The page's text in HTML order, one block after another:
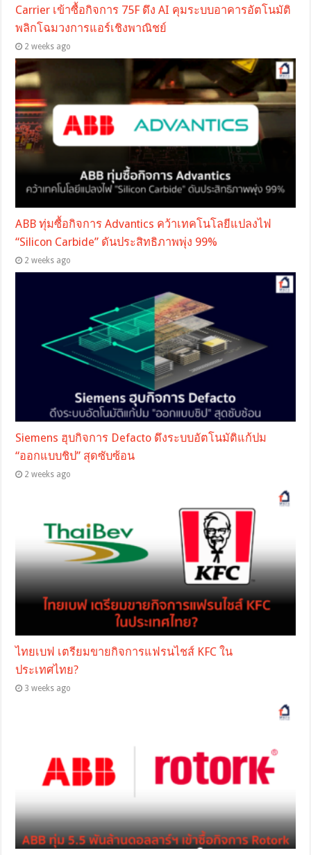
Carrier เข้าซื้อกิจการ 75F ดึง AI คุมระบบอาคารอัตโนมัติ
พลิกโฉมวงการแอร์เชิงพาณิชย์
2 weeks ago
ABB ทุ่มซื้อกิจการ Advantics คว้าเทคโนโลยีแปลงไฟ
“Silicon Carbide” ดันประสิทธิภาพพุ่ง 99%
2 weeks ago
Siemens ฮุบกิจการ Defacto ดึงระบบอัตโนมัติแก้ปม
“ออกแบบชิป” สุดซับซ้อน
2 weeks ago
ไทยเบฟ เตรียมขายกิจการแฟรนไชส์ KFC ใน
ประเทศไทย?
3 weeks ago